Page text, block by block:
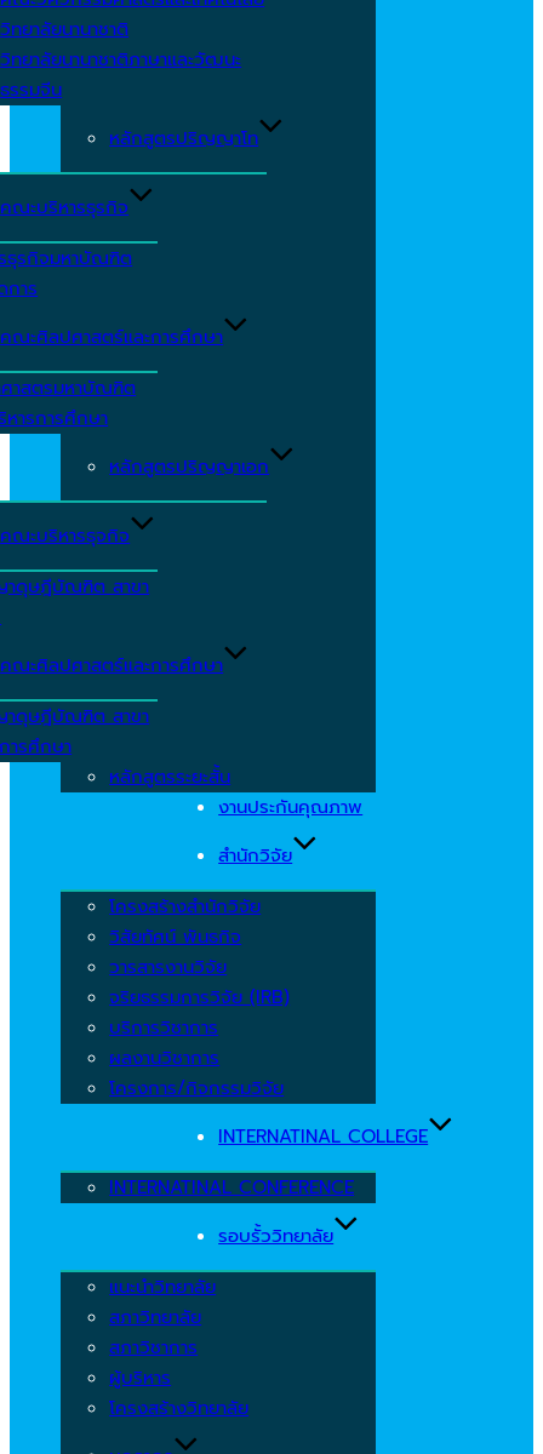
วิทยาลัยนานาชาติ
วิทยาลัยนานาชาติภาษาและวัฒนะ
ธรรมจีน
หลักสูตรปริญญาโท
คณะบริหารธุรกิจ
ธุรกิจมหาบัณฑิต
การ
คณะศิลปศาสตร์และการศึกษา
าสตรมหาบัณฑิต
หารการศึกษา
หลักสูตรปริญญาเอก
คณะบริหารธุจกิจ
ดุษฎีบัณฑิต สาขา
คณะศิลปศาสตร์และการศึกษา
ดุษฎีบัณฑิต สาขา
ารศึกษา
หลักสูตรระยะสั้น
งานประกันคุณภาพ
สำนักวิจัย
โครงสร้างสำนักวิจัย
วิสัยทัศน์ พันธกิจ
วารสารงานวิจัย
จริยธรรมการวิจัย (IRB)
บริการวิชาการ
ผลงานวิชาการ
โครงการ/กิจกรรมวิจัย
INTERNATINAL COLLEGE
INTERNATINAL CONFERENCE
รอบรั้ววิทยาลัย
แนะนำวิทยาลัย
สภาวิทยาลัย
สภาวิชาการ
ผู้บริหาร
โครงสร้างวิทยาลัย